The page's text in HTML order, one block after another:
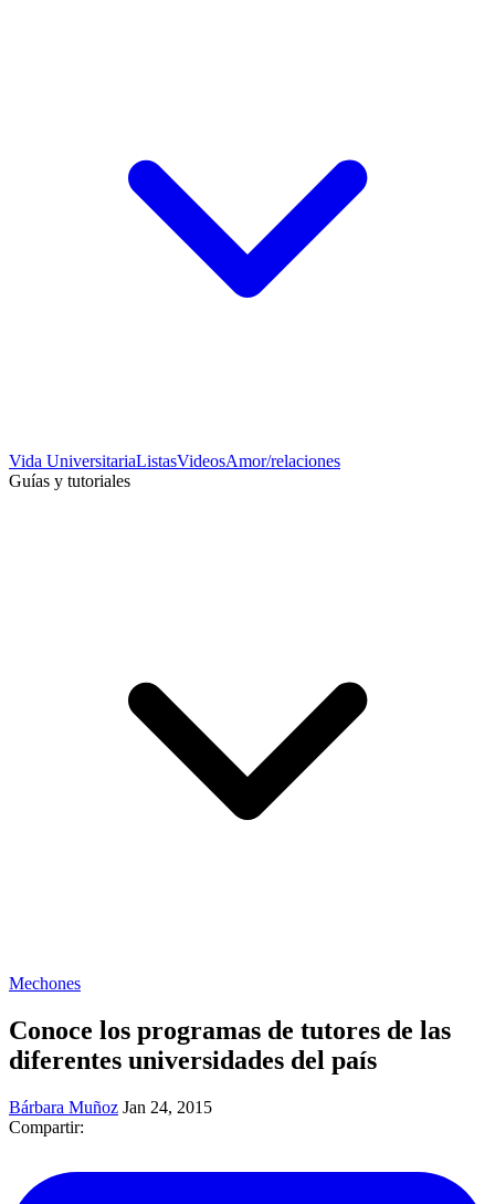
Vida UniversitariaListasVideosAmor/relaciones
Guías y tutoriales
Mechones
Conoce los programas de tutores de las
diferentes universidades del país
Bárbara Muñoz Jan 24, 2015
Compartir: